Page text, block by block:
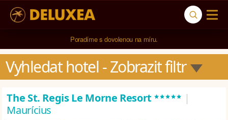
5* cestovní kancelář na luxusní dovolenou od 100.000 Kč.
Vyhledat hotel - Zobrazit filtr
The St. Regis Le Morne Resort ***** |
Maurícius